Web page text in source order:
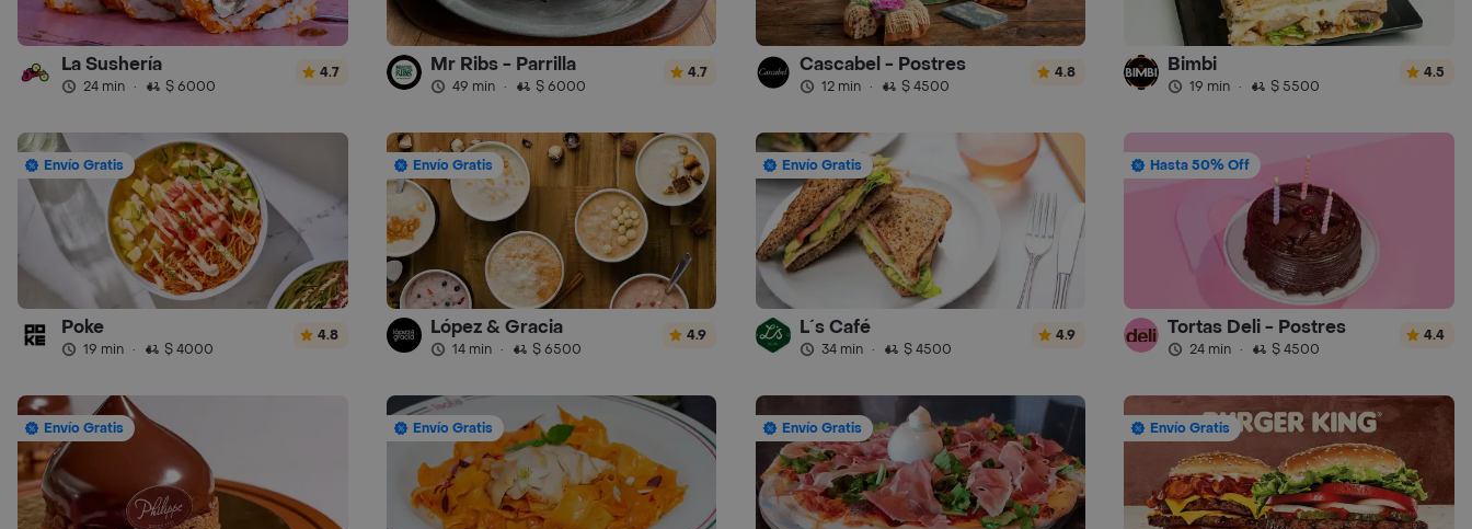
La Sushería
24 min · $ 6000
4.7 Mr Ribs - Parrilla
49 min · $ 6000
4.7 Cascabel - Postres
12 min · $ 4500
4.8 Bimbi
19 min · $ 5500
4.5
Envío Gratis
Poke
19 min · $ 4000
4.8
Envío Gratis
López & Gracia
14 min · $ 6500
4.9
Envío Gratis
L´s Café
34 min · $ 4500
4.9
Hasta 50% Off
Tortas Deli - Postres
24 min · $ 4500
4.4
Envío Gratis Envío Gratis Envío Gratis Envío Gratis